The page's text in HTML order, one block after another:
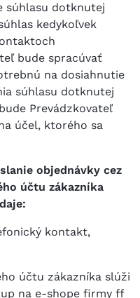
súhlasu dotknutej
kedykoľvek
bude spracúvať
na dosiahnutie
súhlasu dotknutej
Prevádzkovateľ
účel, ktorého sa
objednávky cez
účtu zákazníka
kontakt,
účtu zákazníka slúži
na e-shope firmy ff